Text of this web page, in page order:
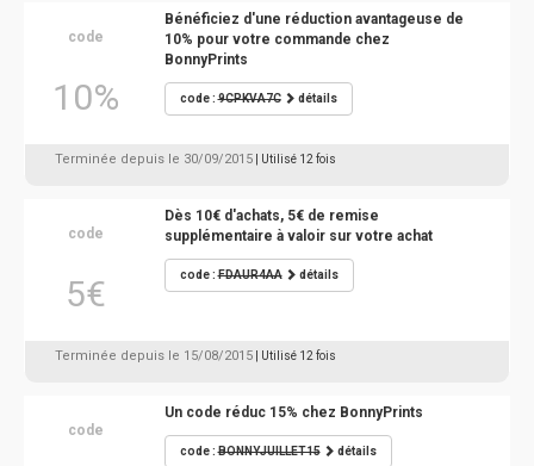
code
10%
Bénéficiez d'une réduction avantageuse de
10% pour votre commande chez
BonnyPrints
code :9CPKVA7C détails
Terminée depuis le 30/09/2015 | Utilisé 12 fois
code
5€
Dès 10€ d'achats, 5€ de remise
supplémentaire à valoir sur votre achat
code :FDAUR4AA détails
Terminée depuis le 15/08/2015 | Utilisé 12 fois
code
Un code réduc 15% chez BonnyPrints
code :BONNYJUILLET15 détails